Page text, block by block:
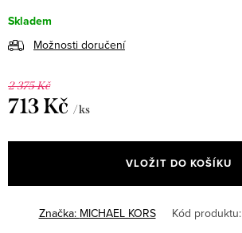
Skladem
Možnosti doručení
2 375 Kč
713 Kč / ks
cena:
VLOŽIT DO KOŠÍKU
Značka: MICHAEL KORS Kód produktu: